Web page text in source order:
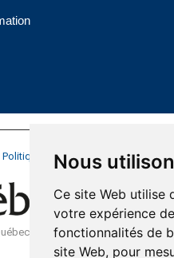
Nous
Ce site Web utilise
votre expérience
fonctionnalités de
site Web, pour
Politique de confidentialité
Côte-Nord, 2026